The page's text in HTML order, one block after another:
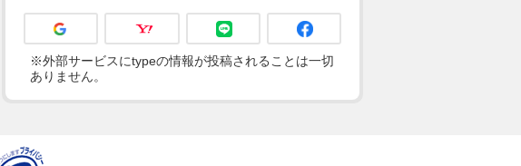
※外部サービスにtypeの情報が投稿されることは一切
ありません。